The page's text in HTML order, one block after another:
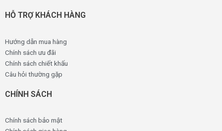
HỖ TRỢ KHÁCH HÀNG
Hướng dẫn mua hàng
Chính sách ưu đãi
Chính sách chiết khấu
Câu hỏi thường gặp
CHÍNH SÁCH
Chính sách bảo mật